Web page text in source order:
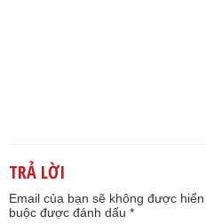
TRẢ LỜI
Email của bạn sẽ không được hiển
buộc được đánh dấu *